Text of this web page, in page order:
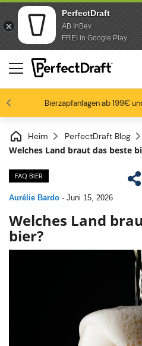
PerfectDraft
AB InBev
FREI in Google Play
Bierzapfanlagen ab 199€
-15% ab 3 Fässen, -
Bis zu -20% auf
Bierbegeisterte lieben
Heim PerfectDraft Blog
Welches Land braut das beste
FAQ BIER
Aurélie Bardo - Juni 15, 2026
Welches Land
bier?